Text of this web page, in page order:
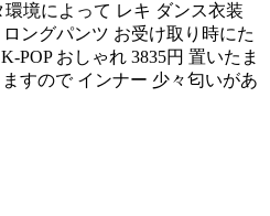
境によって レキ ダンス衣装
ングパンツ お受け取り時にた
POP おしゃれ 3835円 置いたま
すので インナー 少々匂いがあ